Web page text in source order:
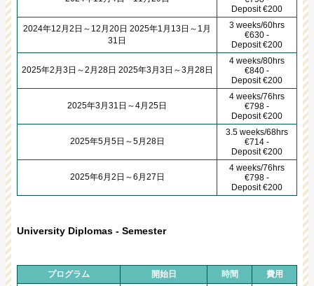
Deposit €200
2024年12月2日～12月20日 2025年1月13日～1月
31日
3 weeks/60hrs
€630 -
Deposit €200
2025年2月3日～2月28日 2025年3月3日～3月28日
4 weeks/80hrs
€840 -
Deposit €200
2025年3月31日～4月25日
4 weeks/76hrs
€798 -
Deposit €200
2025年5月5日～5月28日
3.5 weeks/68hrs
€714 -
Deposit €200
2025年6月2日～6月27日
4 weeks/76hrs
€798 -
Deposit €200
University Diplomas - Semester
プログラム 開始日 時間 費用